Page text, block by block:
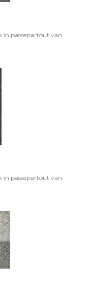
in passepartout van
in passepartout van